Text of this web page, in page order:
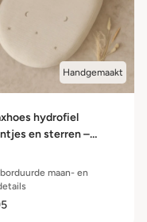
Handgemaakt
hydrofiel
en sterren –
details
maan- en